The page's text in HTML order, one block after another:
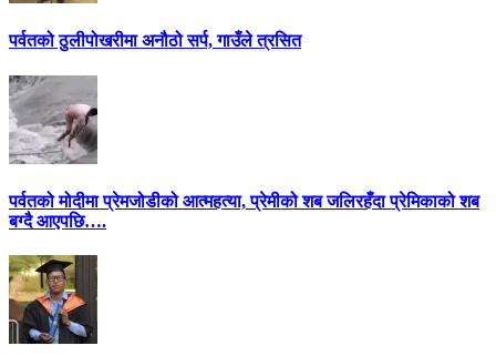
पर्वतको ठुलीपोखरीमा अनौठो सर्प, गाउँले त्रसित
पर्वतको मोदीमा प्रेमजोडीको आत्महत्या, प्रेमीको शब जलिरहँदा प्रेमिकाको शब
बग्दै आएपछि….